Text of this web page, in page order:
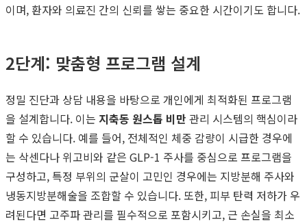
이며, 환자와 의료진 간의 신뢰를 쌓는 중요한 시간이기도 합니다.
2단계: 맞춤형 프로그램 설계
정밀 진단과 상담 내용을 바탕으로 개인에게 최적화된 프로그램
을 설계합니다. 이는 지축동 원스톱 비만 관리 시스템의 핵심이라
할 수 있습니다. 예를 들어, 전체적인 체중 감량이 시급한 경우에
는 삭센다나 위고비와 같은 GLP-1 주사를 중심으로 프로그램을
구성하고, 특정 부위의 군살이 고민인 경우에는 지방분해 주사와
냉동지방분해술을 조합할 수 있습니다. 또한, 피부 탄력 저하가 우
려된다면 고주파 관리를 필수적으로 포함시키고, 근 손실을 최소